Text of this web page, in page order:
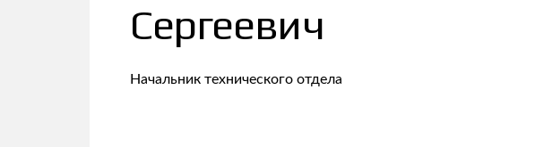
Сергеевич
Начальник технического отдела